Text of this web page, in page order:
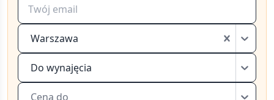
Warszawa
Do wynajęcia
Cena do